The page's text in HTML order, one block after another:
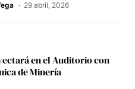
29 abril, 2026
en el Auditorio con
de Minería